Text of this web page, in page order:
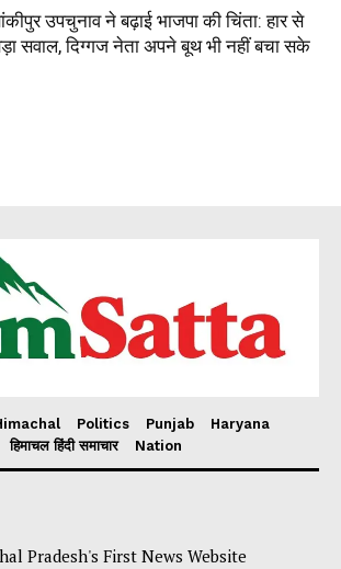
उपचुनाव ने बढ़ाई भाजपा की चिंता: हार से
सवाल, दिग्गज नेता अपने बूथ भी नहीं बचा सके
Politics Punjab
Haryana
हिमाचल हिंदी समाचार
Nation
Pradesh's First News Website